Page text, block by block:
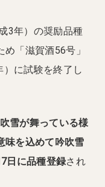
3年）の奨励品種
「滋賀酒56号」
に試験を終了し
雪が舞っている様
味を込めて吟吹雪
日に品種登録され